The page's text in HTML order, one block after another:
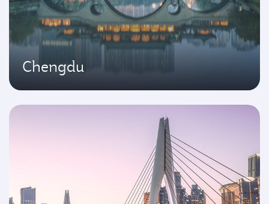
Chengdu